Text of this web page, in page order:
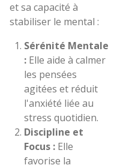
et sa capacité à
stabiliser le mental :
Sérénité Mentale
: Elle aide à calmer
les pensées
agitées et réduit
l'anxiété liée au
stress quotidien.
Discipline et
Focus : Elle
favorise la